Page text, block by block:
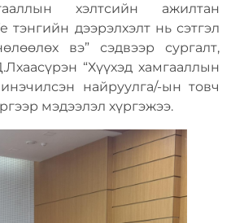
хэлтсийн ажилтан
тэнгийн дээрэлхэлт нь сэтгэл
вэ” сэдвээр сургалт,
“Хүүхэд хамгааллын
найруулга/-ын товч
мэдээлэл хүргэжээ.